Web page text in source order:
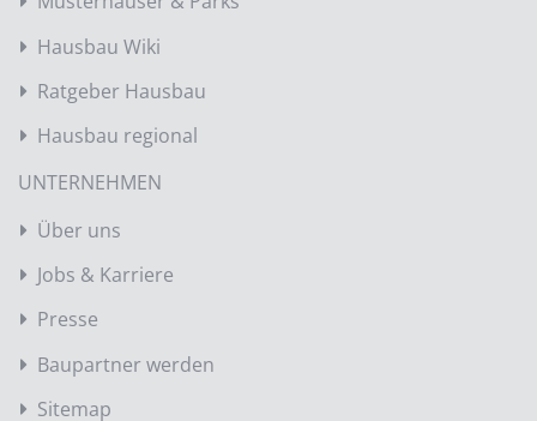
Hausbau Wiki
Ratgeber Hausbau
Hausbau regional
UNTERNEHMEN
Über uns
Jobs & Karriere
Presse
Baupartner werden
Sitemap